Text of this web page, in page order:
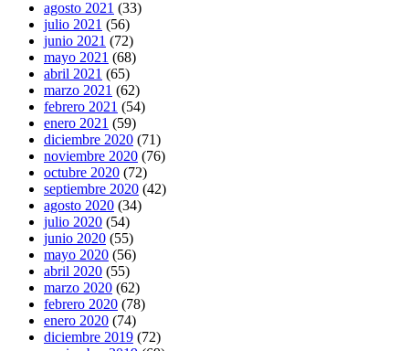
agosto 2021 (33)
julio 2021 (56)
junio 2021 (72)
mayo 2021 (68)
abril 2021 (65)
marzo 2021 (62)
febrero 2021 (54)
enero 2021 (59)
diciembre 2020 (71)
noviembre 2020 (76)
octubre 2020 (72)
septiembre 2020 (42)
agosto 2020 (34)
julio 2020 (54)
junio 2020 (55)
mayo 2020 (56)
abril 2020 (55)
marzo 2020 (62)
febrero 2020 (78)
enero 2020 (74)
diciembre 2019 (72)